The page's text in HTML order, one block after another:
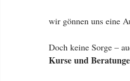
wir gönnen uns eine
Doch keine Sorge –
Kurse und